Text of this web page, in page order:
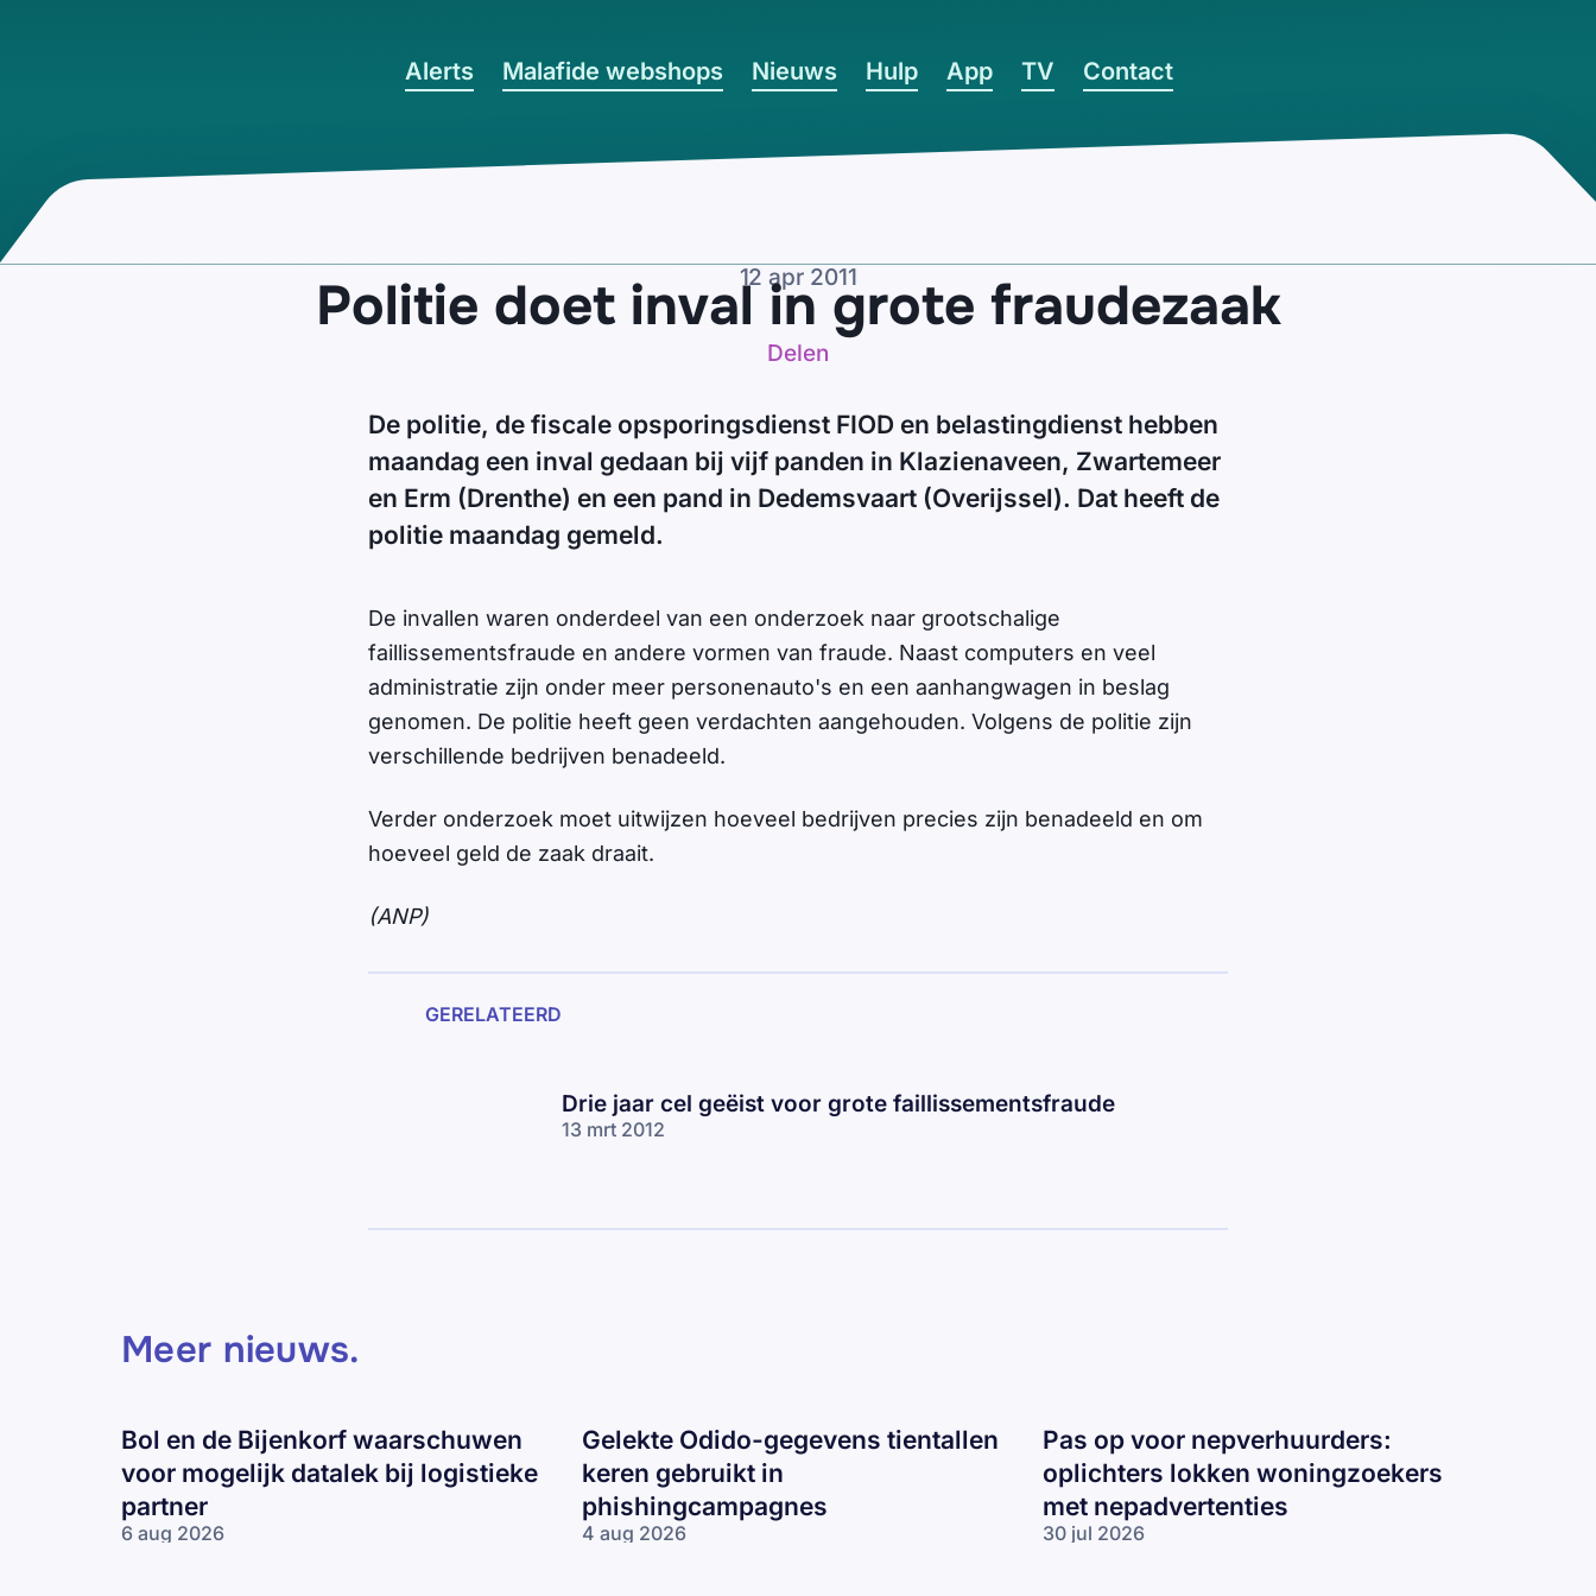
Alerts Malafide webshops Nieuws Hulp App TV Contact
12 apr 2011
Politie doet inval in grote fraudezaak
Delen
De politie, de fiscale opsporingsdienst FIOD en belastingdienst hebben
maandag een inval gedaan bij vijf panden in Klazienaveen, Zwartemeer
en Erm (Drenthe) en een pand in Dedemsvaart (Overijssel). Dat heeft de
politie maandag gemeld.
De invallen waren onderdeel van een onderzoek naar grootschalige
faillissementsfraude en andere vormen van fraude. Naast computers en veel
administratie zijn onder meer personenauto's en een aanhangwagen in beslag
genomen. De politie heeft geen verdachten aangehouden. Volgens de politie zijn
verschillende bedrijven benadeeld.
Verder onderzoek moet uitwijzen hoeveel bedrijven precies zijn benadeeld en om
hoeveel geld de zaak draait.
(ANP)
GERELATEERD
Drie jaar cel geëist voor grote faillissementsfraude
13 mrt 2012
Meer nieuws.
Bol en de Bijenkorf waarschuwen
voor mogelijk datalek bij logistieke
partner
6 aug 2026
Gelekte Odido-gegevens tientallen
keren gebruikt in
phishingcampagnes
4 aug 2026
Pas op voor nepverhuurders:
oplichters lokken woningzoekers
met nepadvertenties
30 jul 2026